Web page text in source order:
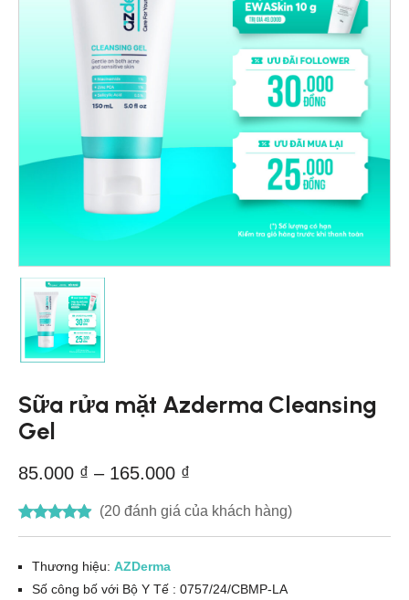
Sữa rửa mặt Azderma Cleansing
Gel
85.000 ₫ – 165.000 ₫
(20 đánh giá của khách hàng)
Thương hiệu: AZDerma
Số công bố với Bộ Y Tế : 0757/24/CBMP-LA